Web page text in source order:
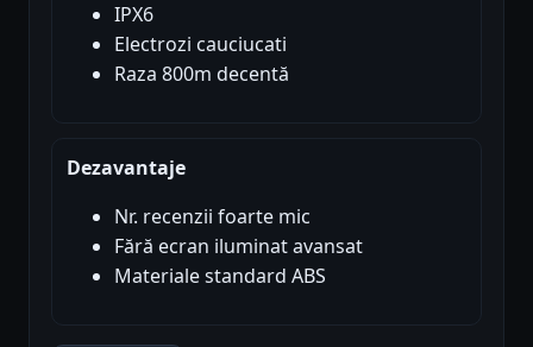
IPX6
Electrozi cauciucati
Raza 800m decentă
Dezavantaje
Nr. recenzii foarte mic
Fără ecran iluminat avansat
Materiale standard ABS